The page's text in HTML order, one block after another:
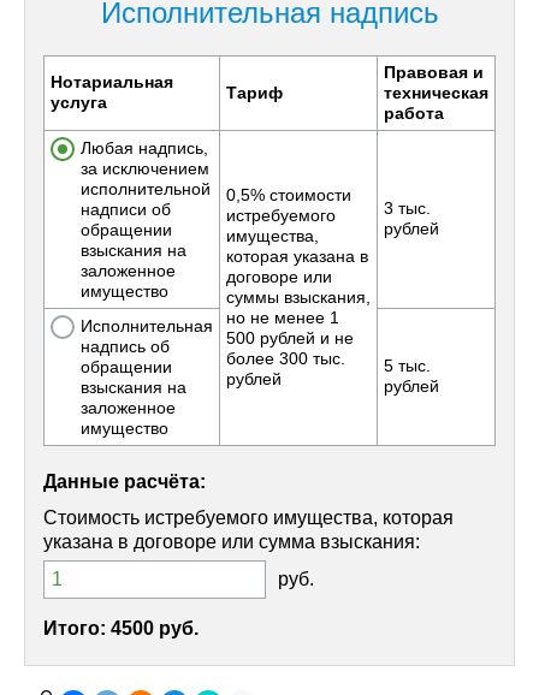
Исполнительная надпись
Нотариальная
услуга
Тариф
Правовая и
техническая
работа
Любая надпись,
за исключением
исполнительной
надписи об
обращении
взыскания на
заложенное
имущество
0,5% стоимости
истребуемого
имущества,
которая указана в
договоре или
суммы взыскания,
но не менее 1
500 рублей и не
более 300 тыс.
рублей
3 тыс.
рублей
Исполнительная
надпись об
обращении
взыскания на
заложенное
имущество
5 тыс.
рублей
Данные расчёта:
Стоимость истребуемого имущества, которая
указана в договоре или сумма взыскания:
руб.
Итого: 4500 руб.